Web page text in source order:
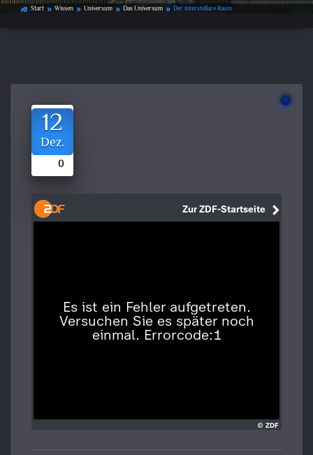
home_work Start double_arrow Wissen double_arrow Universum double_arrow Das Universum double_arrow Der interstellare Raum
12
Dez.
0